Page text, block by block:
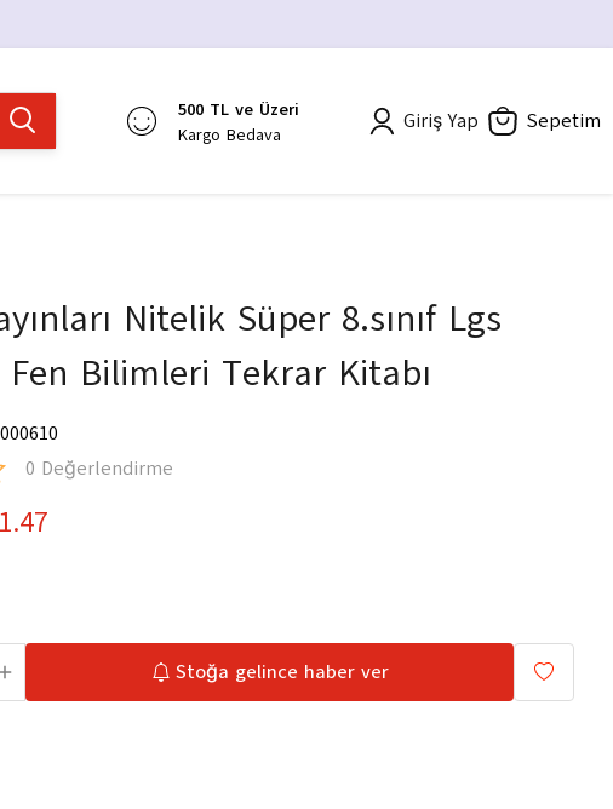
500 TL ve Üzeri
Kargo Bedava
Giriş Yap Sepetim
Nitelik Süper 8.sınıf Lgs
Bilimleri Tekrar Kitabı
0 Değerlendirme
Stoğa gelince haber ver